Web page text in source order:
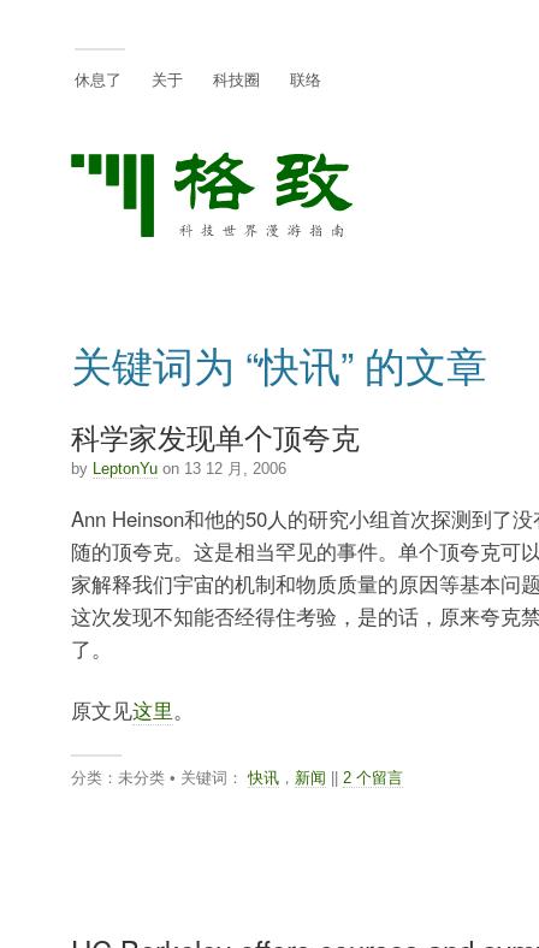
休息了 关于 科技圈 联络
关键词为 “快讯” 的文章
科学家发现单个顶夸克
by LeptonYuon 13 12 月, 2006
Ann Heinson和他的50人的研究小组首次探测到了
随的顶夸克。这是相当罕见的事件。单个顶夸克可
家解释我们宇宙的机制和物质质量的原因等基本问
这次发现不知能否经得住考验，是的话，原来夸克
了。
原文见这里。
分类：未分类 • 关键词：快讯， 新闻 2 个留言